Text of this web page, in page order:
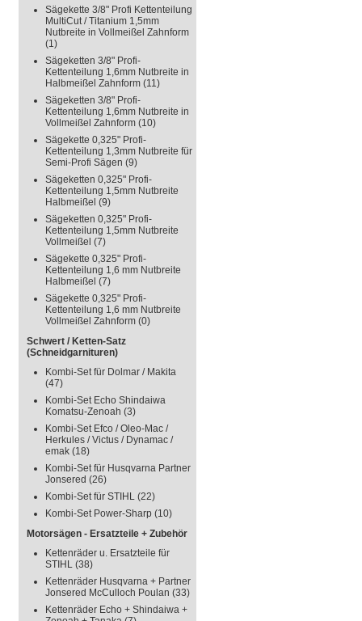
Sägekette 3/8" Profi Kettenteilung
MultiCut / Titanium 1,5mm
Nutbreite in Vollmeißel Zahnform
(1)
Sägeketten 3/8" Profi-
Kettenteilung 1,6mm Nutbreite in
Halbmeißel Zahnform (11)
Sägeketten 3/8" Profi-
Kettenteilung 1,6mm Nutbreite in
Vollmeißel Zahnform (10)
Sägekette 0,325" Profi-
Kettenteilung 1,3mm Nutbreite für
Semi-Profi Sägen (9)
Sägeketten 0,325" Profi-
Kettenteilung 1,5mm Nutbreite
Halbmeißel (9)
Sägeketten 0,325" Profi-
Kettenteilung 1,5mm Nutbreite
Vollmeißel (7)
Sägekette 0,325" Profi-
Kettenteilung 1,6 mm Nutbreite
Halbmeißel (7)
Sägekette 0,325" Profi-
Kettenteilung 1,6 mm Nutbreite
Vollmeißel Zahnform (0)
Schwert / Ketten-Satz
(Schneidgarnituren)
Kombi-Set für Dolmar / Makita
(47)
Kombi-Set Echo Shindaiwa
Komatsu-Zenoah (3)
Kombi-Set Efco / Oleo-Mac /
Herkules / Victus / Dynamac /
emak (18)
Kombi-Set für Husqvarna Partner
Jonsered (26)
Kombi-Set für STIHL (22)
Kombi-Set Power-Sharp (10)
Motorsägen - Ersatzteile + Zubehör
Kettenräder u. Ersatzteile für
STIHL (38)
Kettenräder Husqvarna + Partner
Jonsered McCulloch Poulan (33)
Kettenräder Echo + Shindaiwa +